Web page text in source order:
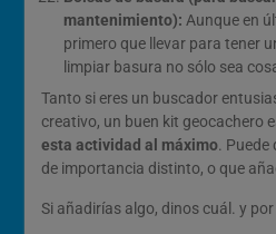
mantenimiento): Aunque en
primero que llevar para tener
limpiar basura no sólo sea
Tanto si eres un buscador
creativo, un buen kit geocachero
esta actividad al máximo. Puede
de importancia distinto, o que
Si añadirías algo, dinos cuál. y por